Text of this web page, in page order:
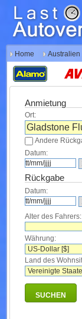
Home Australien
Anmietung
Ort:
Andere
Datum:
Rückgabe
Datum:
Alter des Fahrers:
Währung:
Land des
SUCHEN